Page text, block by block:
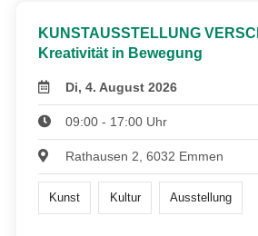
KUNSTAUSSTELLUNG
Kreativität in Bewegung
Di, 4. August 2026
09:00 - 17:00 Uhr
Rathausen 2, 6032 Emmen
Kunst Kultur Ausstellung